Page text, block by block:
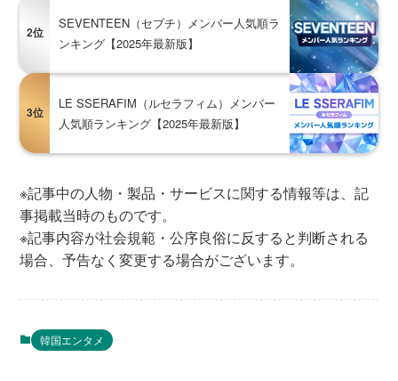
2位
SEVENTEEN（セブチ）メンバー人気順ラ
ンキング【2025年最新版】
3位
LE SSERAFIM（ルセラフィム）メンバー
人気順ランキング【2025年最新版】
※記事中の人物・製品・サービスに関する情報等は、記
事掲載当時のものです。
※記事内容が社会規範・公序良俗に反すると判断される
場合、予告なく変更する場合がございます。
韓国エンタメ